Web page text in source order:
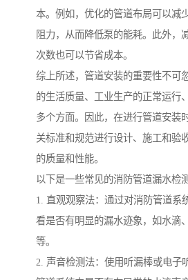
本。例如，优化的管道布局可以减
阻力，从而降低泵的能耗。此外，
次数也可以节省成本。
综上所述，管道安装的重要性不可
的生活质量、工业生产的正常运行
多个方面。因此，在进行管道安装
关标准和规范进行设计、施工和验
的质量和性能。
以下是一些常见的消防管道漏水检
1. 直观观察法：通过对消防管道系
看是否有明显的漏水迹象，如水滴
等。
2. 声音检测法：使用听漏棒或电子